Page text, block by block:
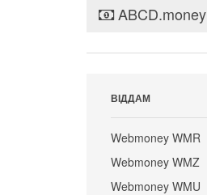
ABCD.money
ВІДДАМ
Webmoney WMR
Webmoney WMZ
Webmoney WMU